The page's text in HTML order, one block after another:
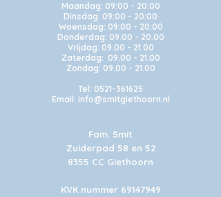
Maandag: 09:00 - 20:00
Dinsdag: 09:00 - 20:00
Woensdag: 09:00 - 20:00
Donderdag: 09.00 - 20.00
Vrijdag: 09.00 - 21.00
Zaterdag: 09.00 - 21.00
Zondag: 09.00 - 21.00
Tel: 0521-361625
Email: info@smitgiethoorn.nl
Fam. Smit
Zuiderpad 58 en 52
8355 CC Giethoorn
KVK nummer 69147949